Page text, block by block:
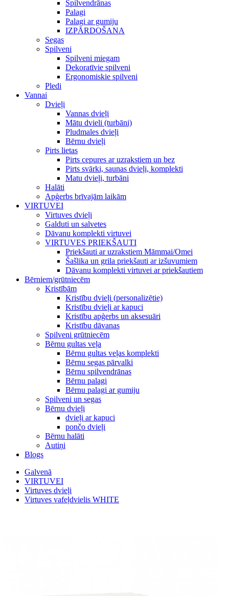
Spilvendrānas
Palagi
Palagi ar gumiju
IZPĀRDOŠANA
Segas
Spilveni
Spilveni miegam
Dekoratīvie spilveni
Ergonomiskie spilveni
Pledi
Vannai
Dvieļi
Vannas dvieļi
Mātu dvieli (turbāni)
Pludmales dvieļi
Bērnu dvieļi
Pirts lietas
Pirts cepures ar uzrakstiem un bez
Pirts svārki, saunas dvieļi, komplekti
Matu dvieļi, turbāni
Halāti
Apģerbs brīvajām laikām
VIRTUVEI
Virtuves dvieļi
Galduti un salvetes
Dāvanu komplekti virtuvei
VIRTUVES PRIEKŠAUTI
Priekšauti ar uzrakstiem Māmmai/Omei
Šašlika un grila priekšauti ar izšuvumiem
Dāvanu komplekti virtuvei ar priekšautiem
Bērniem/grūtniecēm
Kristībām
Kristību dvieļi (personalizētie)
Kristību dvieļi ar kapuci
Kristību apģerbs un aksesuāri
Kristību dāvanas
Spilveni grūtniecēm
Bērnu gultas veļa
Bērnu gultas veļas komplekti
Bērnu segas pārvalki
Bērnu spilvendrānas
Bērnu palagi
Bērnu palagi ar gumiju
Spilveni un segas
Bērnu dvieļi
dvieļi ar kapuci
pončo dvieļi
Bērnu halāti
Autiņi
Blogs
Galvenā
VIRTUVEI
Virtuves dvieļi
Virtuves vafeļdvielis WHITE